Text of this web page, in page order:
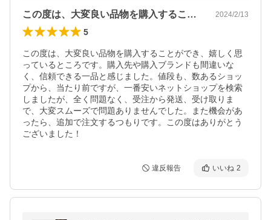
この度は、大変良い品物を購入することが… 2024/2/13
5
この度は、大変良い品物を購入することができ、嬉しく思
っているところです。購入先や購入ブランドも間違いな
く、信頼できる一品と感じました。値段も、数あるショッ
プから、当たり前ですが、一番安いネットショップを検索
しましたが、全く問題なく、受注から発送、受け取りま
で、大変スムーズで問題ありませんでした。また機会があ
ったら、追加で注文するつもりです。この度はありがとう
ございました！
違反報告 いいね 2